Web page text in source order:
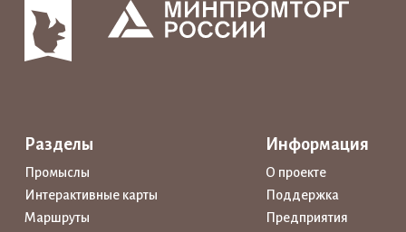
Разделы
Промыслы
Интерактивные карты
Маршруты
Информация
О проекте
Поддержка
Предприятия